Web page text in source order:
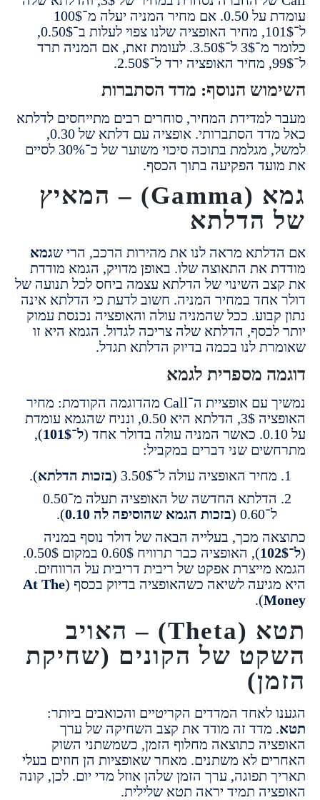
עומדת על 0.50. אם מחיר המניה יעלה מ־100$
ל־101$, מחיר האופציה שלנו צפוי לעלות ב־0.50$,
כלומר מ־3$ ל־3.50$. לעומת זאת, אם המניה תרד
הנוסף: מדד הסתברות
המחיר, סוחרים רבים מתייחסים לדלתא
כאל מדד הסתברותי. אופציה עם דלתא של 0.30,
למשל, מגלמת בתוכה סיכוי משוער של כ־30% לסיים
הפקיעה בתוך הכסף.
גמא (Gamma) – המאיץ
הדלתא
מראה לנו את מהירות הרכב, הרי שגמא
את התאוצה שלו. באופן מדויק, הגמא מודדת
השינוי של הדלתא עצמה ביחס לכל תנועה של
במחיר המניה. חשוב לדעת כי הדלתא אינה
ככל שהמניה עולה והאופציה נכנסת עמוק
הדלתא שלה צריכה לגדול. הגמא היא זו
לנו בכמה בדיוק הדלתא תגדל.
מספרית לגמא
נמשיך עם אופציית ה־Call מהדוגמה הקודמת: מחיר
האופציה 3$, הדלתא היא 0.50, ונניח שהגמא עומדת
ל־101$
),
שני דברים במקביל:
מחיר האופציה עולה ל־3.50$ (
בזכות הדלתא ).
הדלתא החדשה של האופציה תעלה מ־0.50
בזכות הגמא שהוסיפה לה 0.10
).
מכך, בעלייה הבאה של דולר נוסף במניה
), האופציה כבר תרוויח 0.60$ במקום 0.50$.
אפקט של ריבית דריבית על הרווחים.
לשיאה כשהאופציה בדיוק בכסף (At The
).
תטא (Theta) – האויב
של הקונים (שחיקת
לאחד המדדים הקריטיים והכואבים ביותר:
מדד זה מודד את קצב השחיקה של ערך
כתוצאה מחלוף הזמן, כשמשתני השוק
לא משתנים. מאחר שאופציות הן חוזים בעלי
תפוגה, ערך הזמן שלהן אוזל מדי יום. לכן, קונה
תמיד יראה תטא שלילית.